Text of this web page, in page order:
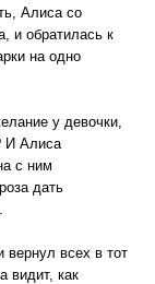
Алиса со
и обратилась к
на одно
у девочки,
И Алиса
с ним
дать
вернул всех в тот
видит, как